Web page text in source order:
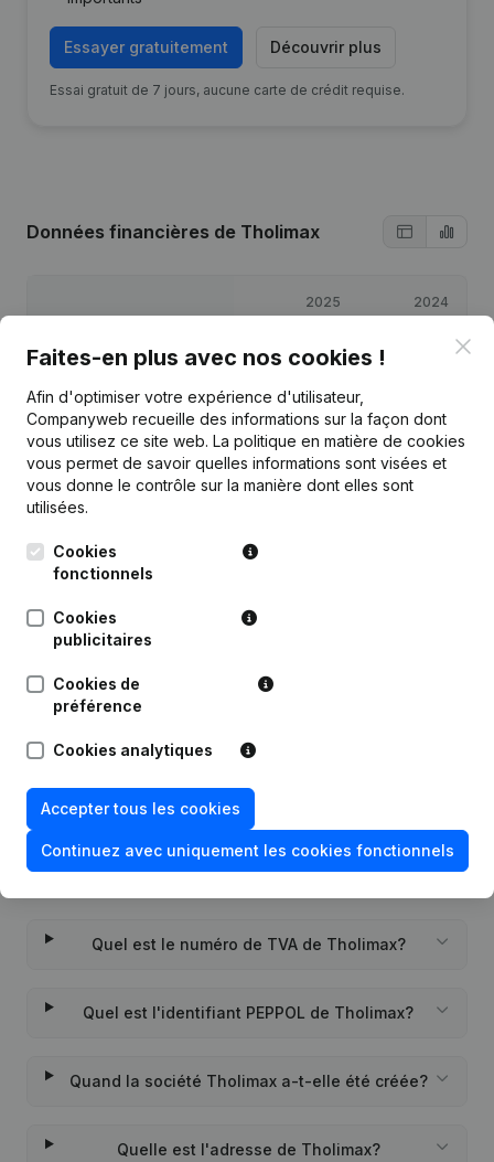
Essayer gratuitement Découvrir plus
Essai gratuit de 7 jours, aucune carte de crédit requise.
Données financières de Tholimax
2025 2024
Bénéfices/pertes €53 918
Capitaux propres € 4 357
Marge brute €73 604 €1 387
Succursale, etc...)
Quel est le numéro de TVA de Tholimax?
Quel est l'identifiant PEPPOL de Tholimax?
Quand la société Tholimax a-t-elle été créée?
Quelle est l'adresse de Tholimax?
Faites-en plus avec nos cookies !
Afin d'optimiser votre expérience d'utilisateur,
Companyweb recueille des informations sur la façon dont
vous utilisez ce site web. La politique en matière de cookies
vous permet de savoir quelles informations sont visées et
vous donne le contrôle sur la manière dont elles sont
utilisées.
Cookies
fonctionnels
Cookies
publicitaires
Cookies de
préférence
Cookies analytiques
Accepter tous les cookies
Continuez avec uniquement les cookies fonctionnels